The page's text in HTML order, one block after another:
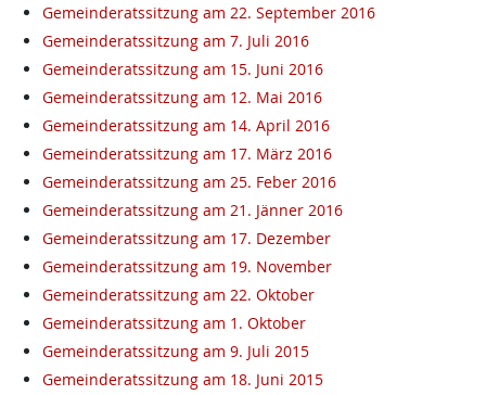
Gemeinderatssitzung am 22. September 2016
Gemeinderatssitzung am 7. Juli 2016
Gemeinderatssitzung am 15. Juni 2016
Gemeinderatssitzung am 12. Mai 2016
Gemeinderatssitzung am 14. April 2016
Gemeinderatssitzung am 17. März 2016
Gemeinderatssitzung am 25. Feber 2016
Gemeinderatssitzung am 21. Jänner 2016
Gemeinderatssitzung am 17. Dezember
Gemeinderatssitzung am 19. November
Gemeinderatssitzung am 22. Oktober
Gemeinderatssitzung am 1. Oktober
Gemeinderatssitzung am 9. Juli 2015
Gemeinderatssitzung am 18. Juni 2015